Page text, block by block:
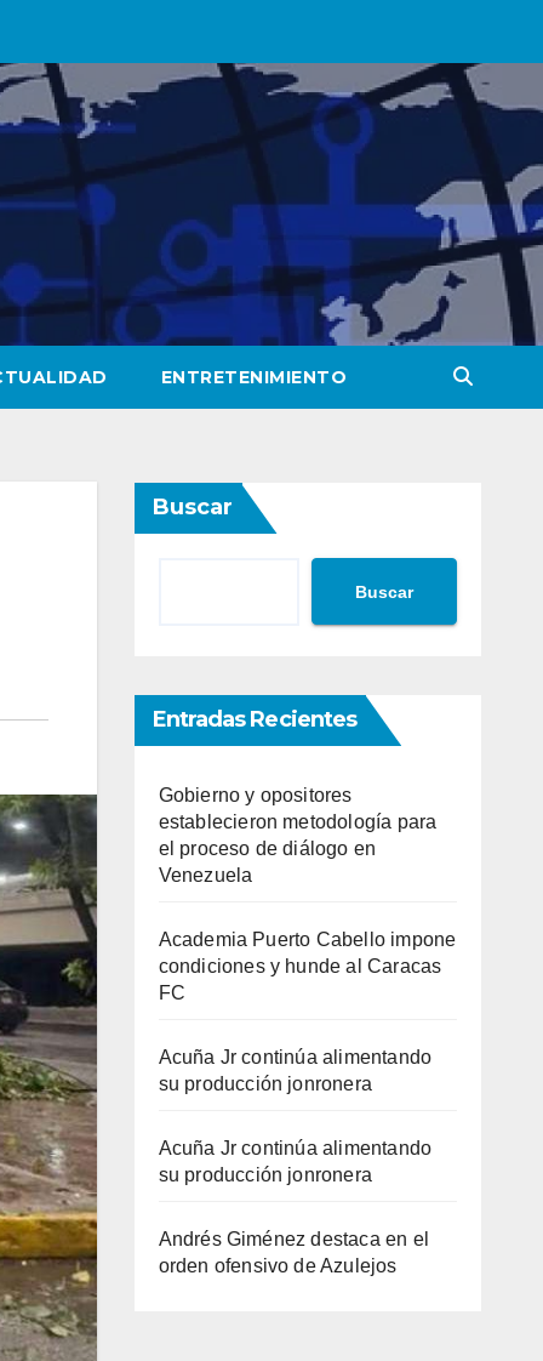
ENTRETENIMIENTO
Buscar
Buscar
Entradas Recientes
Gobierno y opositores
establecieron metodología para
el proceso de diálogo en
Venezuela
Academia Puerto Cabello impone
condiciones y hunde al Caracas
FC
Acuña Jr continúa alimentando
su producción jonronera
Acuña Jr continúa alimentando
su producción jonronera
Andrés Giménez destaca en el
orden ofensivo de Azulejos